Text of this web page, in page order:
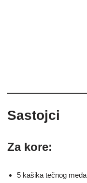
Sastojci
Za kore:
5 kašika tečnog meda